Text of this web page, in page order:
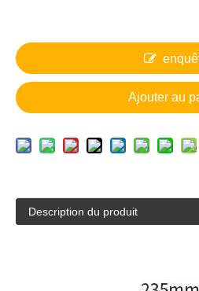
Ajouter au
Description du produit